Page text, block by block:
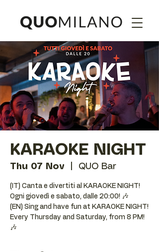
KARAOKE NIGHT
Thu 07 Nov QUO Bar
(IT) Canta e divertiti al KARAOKE NIGHT!
Ogni giovedì e sabato, dalle 20:00! 🎶
(EN) Sing and have fun at KARAOKE NIGHT!
Every Thursday and Saturday, from 8 PM!
🎶